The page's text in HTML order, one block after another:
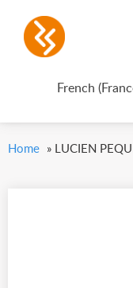
French
Home » LUCIEN